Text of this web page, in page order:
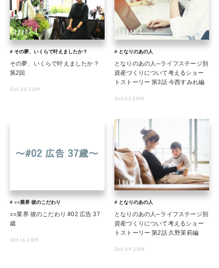
# その夢、いくらで叶えましたか？
その夢、いくらで叶えましたか？
第2回
Oct.30.2019
# となりのあの人
となりのあの人─ライフステージ別
資産づくりについて考えるショー
トストーリー 第3話 今西すみれ編
Oct.23.2019
# ○○業界 彼のこだわり
○○業界 彼のこだわり #02 広告 37
歳
Oct.16.2019
# となりのあの人
となりのあの人─ライフステージ別
資産づくりについて考えるショー
トストーリー 第2話 久野茉莉編
Oct.09.2019